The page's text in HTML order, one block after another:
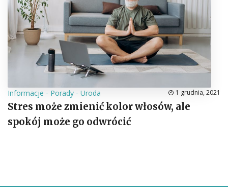
Informacje - Porady - Uroda 1 grudnia, 2021
Stres może zmienić kolor włosów, ale
spokój może go odwrócić